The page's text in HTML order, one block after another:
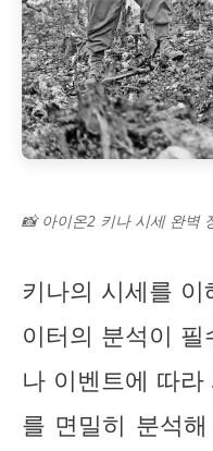
📸 아이온2 키나 시세 완벽
키나의 시세를
이터의 분석이
나 이벤트에 따
를 면밀히 분석